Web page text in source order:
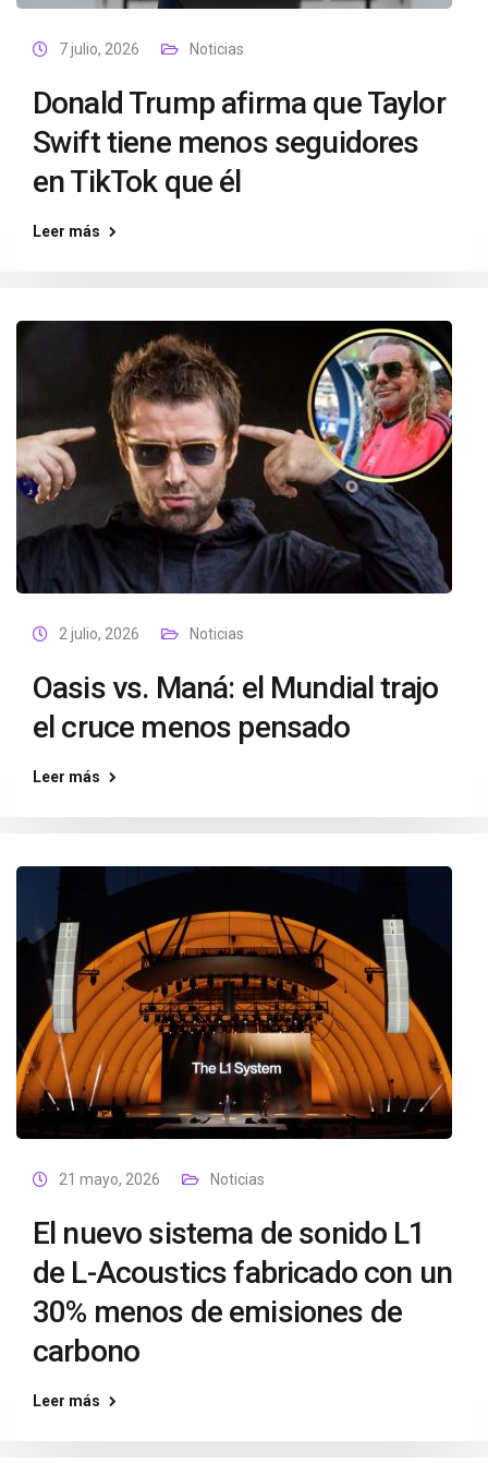
7 julio, 2026 Noticias
Donald Trump afirma que Taylor
Swift tiene menos seguidores
en TikTok que él
Leer más
2 julio, 2026 Noticias
Oasis vs. Maná: el Mundial trajo
el cruce menos pensado
Leer más
21 mayo, 2026 Noticias
El nuevo sistema de sonido L1
de L-Acoustics fabricado con un
30% menos de emisiones de
carbono
Leer más